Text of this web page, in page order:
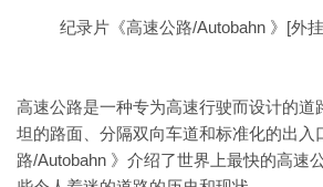
纪录片《高速公路/Autobahn 》[外
高速公路是一种专为高速行驶而设计的道
坦的路面、分隔双向车道和标准化的出入
路/Autobahn 》介绍了世界上最快的高速